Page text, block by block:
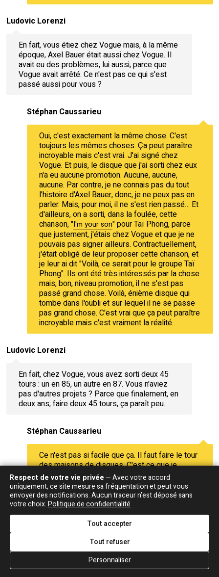
Ludovic Lorenzi
En fait, vous étiez chez Vogue mais, à la même
époque, Axel Bauer était aussi chez Vogue. Il
avait eu des problèmes, lui aussi, parce que
Vogue avait arrêté. Ce n'est pas ce qui s'est
passé aussi pour vous ?
Stéphan Caussarieu
Oui, c'est exactement la même chose. C'est
toujours les mêmes choses. Ça peut paraître
incroyable mais c'est vrai. J'ai signé chez
Vogue. Et puis, le disque que j'ai sorti chez eux
n'a eu aucune promotion. Aucune, aucune,
aucune. Par contre, je ne connais pas du tout
l'histoire d'Axel Bauer, donc, je ne peux pas en
parler. Mais, pour moi, il ne s'est rien passé… Et
d'ailleurs, on a sorti, dans la foulée, cette
chanson, "I'm your son" pour Taï Phong, parce
que justement, j'étais chez Vogue et que je ne
pouvais pas signer ailleurs. Contractuellement,
j'était obligé de leur proposer cette chanson, et
je leur ai dit "Voilà, ce serait pour le groupe Taï
Phong". Ils ont été très intéressés par la chose
mais, bon, niveau promotion, il ne s'est pas
passé grand chose. Voilà, énième disque qui
tombe dans l'oubli et sur lequel il ne se passe
pas grand chose. C'est vrai que ça peut paraître
incroyable mais c'est vraiment la réalité.
Ludovic Lorenzi
En fait, chez Vogue, vous avez sorti deux 45
tours : un en 85, un autre en 87. Vous n'aviez
pas d'autres projets ? Parce que finalement, en
deux ans, faire deux 45 tours, ça paraît peu.
Stéphan Caussarieu
Ce n'est pas si facile que ça. Il faut faire le tour
des maisons de disques. C'est ce que je
faisais avec mes chansons sous le bras. On ne
se rend pas compte mais les choses prennent
énormément de temps. Pour arriver, de temps
en temps, à signer un contrat dans une maison
de disques, il peut se passer huit mois, dix
mois, un an. Les gens qui écoutent une chanson
vrai que ça paraît pas mal. Oui, oui, je vais
réécouter". Ou alors "En ce moment, on est en
train de travailler avec tel artiste donc, on va
s'en occuper après…". Ça, je l'ai entendu des
Respect de votre vie privée — Avec votre accord
uniquement, ce site mesure sa fréquentation et peut vous
envoyer des notifications. Aucun traceur n’est déposé sans
votre choix.Politique de confidentialité
Tout accepter
Tout refuser
Personnaliser